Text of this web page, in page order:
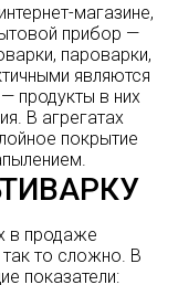
магазине,
прибор —
пароварки,
являются
продукты в них
В агрегатах
покрытие
в продаже
так то сложно. В
показатели: